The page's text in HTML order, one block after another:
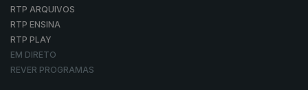
RTP ARQUIVOS
RTP ENSINA
RTP PLAY
EM DIRETO
REVER PROGRAMAS